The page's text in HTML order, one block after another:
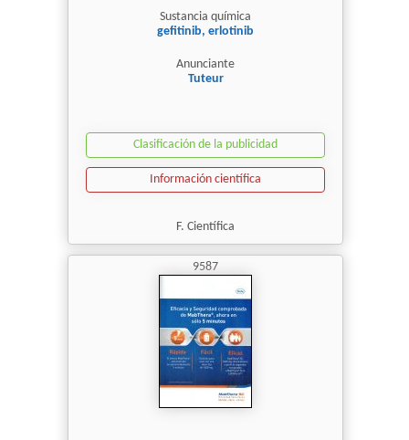
Sustancia química
gefitinib, erlotinib
Anunciante
Tuteur
Clasificación de la publicidad
Información científica
F. Científica
9587